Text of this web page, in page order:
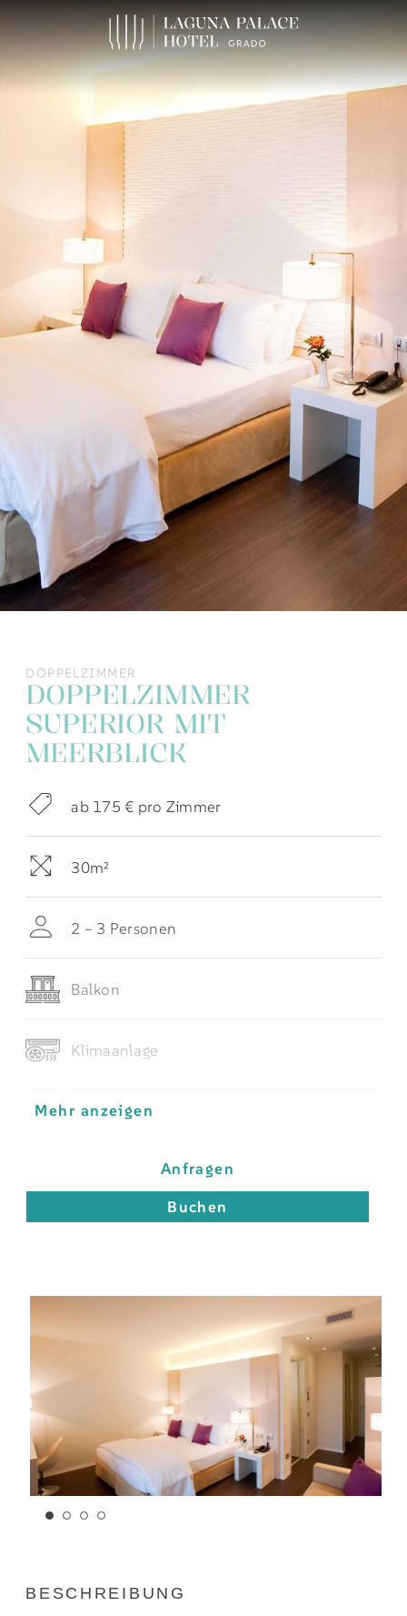
DOPPELZIMMER
DOPPELZIMMER
SUPERIOR MIT
MEERBLICK
ab 175 € pro Zimmer
30m²
2 – 3 Personen
Balkon
Klimaanlage
Mehr anzeigen
Anfragen
Buchen
BESCHREIBUNG